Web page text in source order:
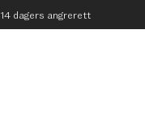
14 dagers angrerett